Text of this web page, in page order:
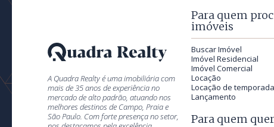
A Quadra Realty é uma imobiliária com
mais de 35 anos de experiência no
mercado de alto padrão, atuando nos
melhores destinos de Campo, Praia e
São Paulo. Com forte presença no setor,
Para quem
imóveis
Buscar Imóvel
Imóvel Residencial
Imóvel Comercial
Locação
Locação de temporada
Lançamento
Para quem